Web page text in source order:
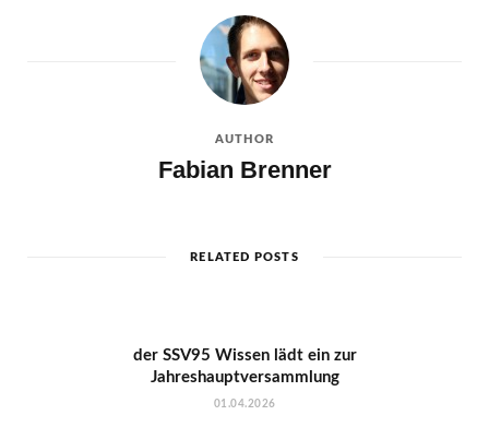
AUTHOR
Fabian Brenner
RELATED POSTS
der SSV95 Wissen lädt ein zur
Jahreshauptversammlung
01.04.2026